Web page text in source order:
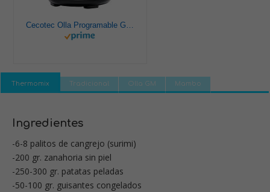
Thermomix Tradicional Olla GM Mambo
Ingredientes
-6-8 palitos de cangrejo (surimi)
-200 gr. zanahoria sin piel
-250-300 gr. patatas peladas
-50-100 gr. guisantes congelados